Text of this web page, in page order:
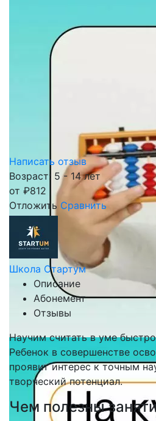
Написать отзыв
Возраст: 5 - 14 лет
от ₽812
Отложить Сравнить
Школа Стартум
Описание
Абонемент
Отзывы
Научим считать в уме
Ребенок в совершенстве
проявит интерес к точным
творческий потенциал.
Чем полезны